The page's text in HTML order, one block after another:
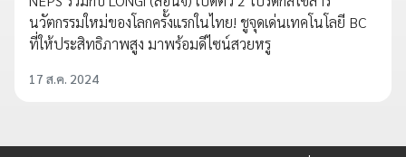
นวัตกรรมใหม่ของโลกครั้งแรกในไทย! ชูจุดเด่นเทคโนโลยี BC
ที่ให้ประสิทธิภาพสูง มาพร้อมดีไซน์สวยหรู
17 ส.ค. 2024